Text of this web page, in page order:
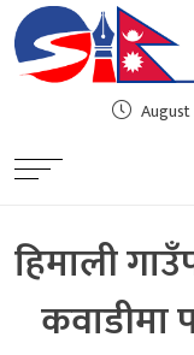
August
हिमाली
कवाडीमा